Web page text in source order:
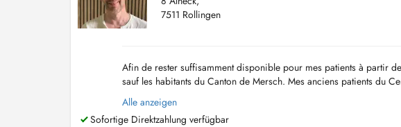
7511 Rollingen
Afin de rester suffisamment disponible pour mes patients à partir
sauf les habitants du Canton de Mersch. Mes anciens patients du
Pendant les vacances d'été le cabinet sera fermé du ...
Alle anzeigen
Sofortige Direktzahlung verfügbar